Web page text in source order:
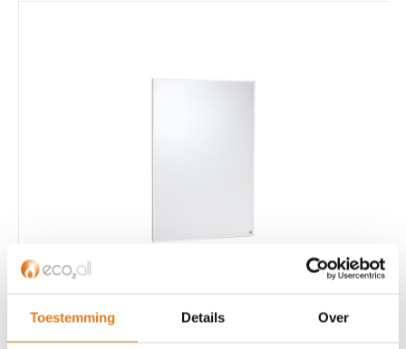
Toestemming Details Over
€ 165,00Excl. BTW